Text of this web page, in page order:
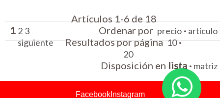
Artículos 1-6 de 18
1 2 3
siguiente
Ordenar por precio · artículo
Resultados por página10·
20
Disposición en lista · matriz
FacebookInstagram